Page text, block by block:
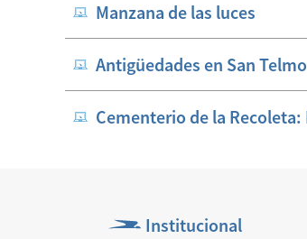
Manzana de las luces
Antigüedades en San Telmo
Cementerio de la
Institucional